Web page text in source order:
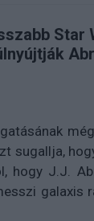
Star
sugallja,
hogy J.J.
galaxis